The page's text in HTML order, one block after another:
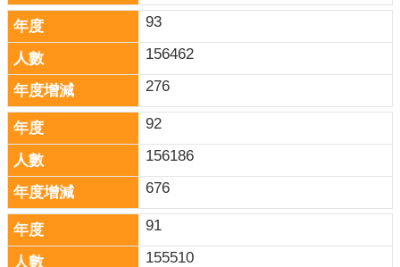
93
156462
276
92
156186
676
91
155510